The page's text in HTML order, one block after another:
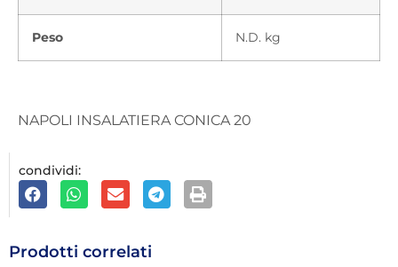
Peso N.D. kg
NAPOLI INSALATIERA CONICA 20
condividi:
Prodotti correlati